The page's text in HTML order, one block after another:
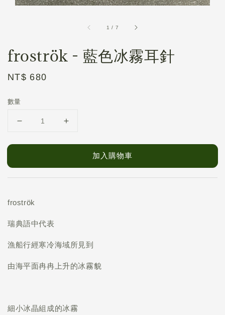
1 / 7
froströk - 藍色冰霧耳針
Regular
NT$ 680
數量
加入購物車
froströk
瑞典語中代表
漁船行經寒冷海域所見到
由海平面冉冉上升的冰霧貌
細小冰晶組成的冰霧